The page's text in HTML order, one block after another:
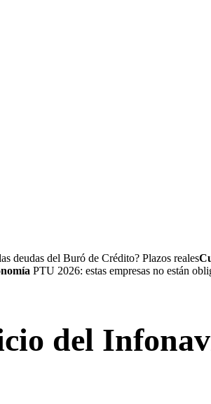
deudas del Buró de Crédito? Plazos reales
PTU 2026: estas empresas no están
del